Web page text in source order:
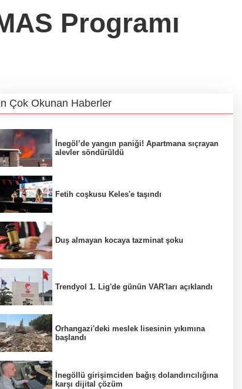
Programı
Çok Okunan Haberler
İnegöl’de yangın paniği! Apartmana sıçrayan
alevler söndürüldü
Fetih coşkusu Keles'e taşındı
Duş almayan kocaya tazminat şoku
Trendyol 1. Lig'de günün VAR'ları açıklandı
Orhangazi'deki meslek lisesinin yıkımına
başlandı
İnegöllü girişimciden bağış dolandırıcılığına
karşı dijital çözüm